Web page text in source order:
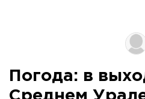
Погода: в
Среднем